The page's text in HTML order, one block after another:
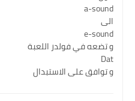
a-sound
الى
e-sound
و تضعه في فولدر اللعبة
Dat
و توافق على الاستبدال